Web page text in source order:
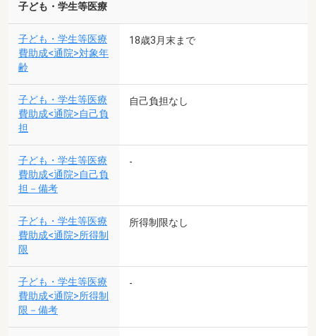
子ども・学生等医療
子ども・学生等医療
費助成<通院>対象年
齢
18歳3月末まで
子ども・学生等医療
費助成<通院>自己負
担
自己負担なし
子ども・学生等医療
費助成<通院>自己負
担－備考
-
子ども・学生等医療
費助成<通院>所得制
限
所得制限なし
子ども・学生等医療
費助成<通院>所得制
限－備考
-